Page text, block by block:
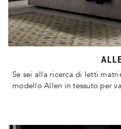
Se sei alla ricerca di letti
modello Allen in tessuto per